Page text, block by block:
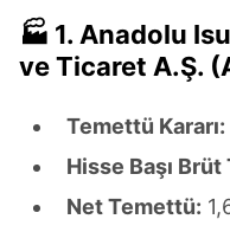
🏭 1. Anadolu
ve Ticaret A.Ş.
Temettü Kararı:
Hisse Başı
Net Temettü: